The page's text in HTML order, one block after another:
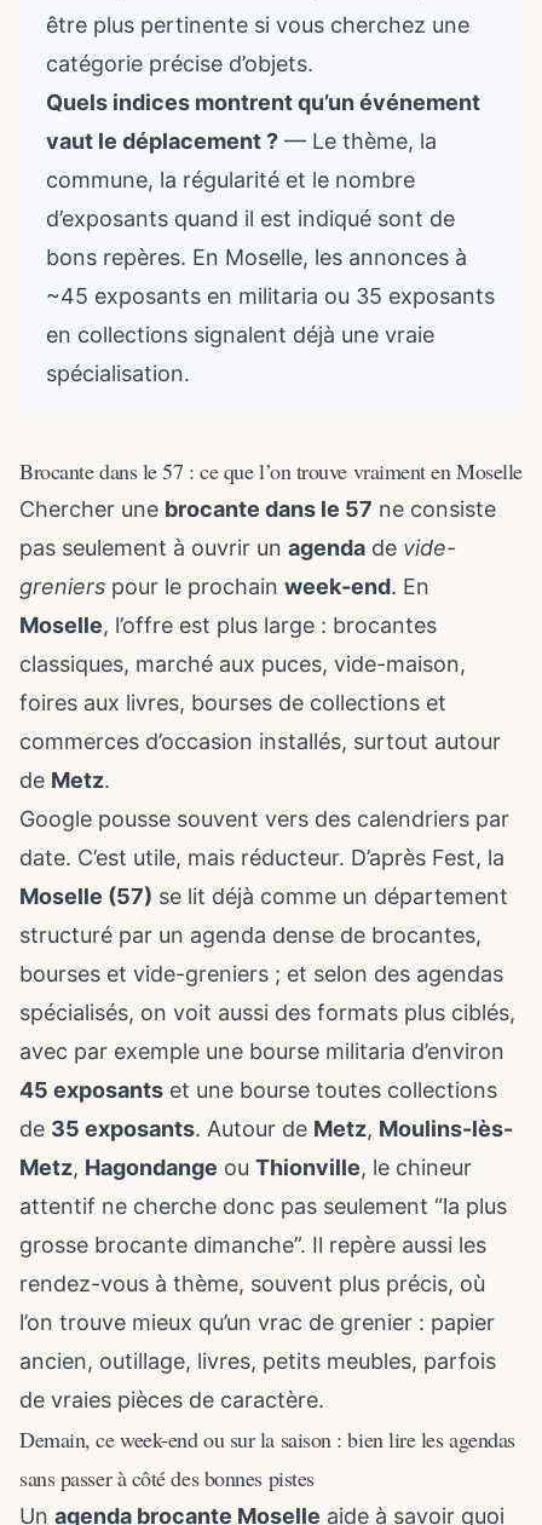
être plus pertinente si vous cherchez une
catégorie précise d’objets.
Quels indices montrent qu’un événement
vaut le déplacement ? — Le thème, la
commune, la régularité et le nombre
d’exposants quand il est indiqué sont de
bons repères. En Moselle, les annonces à
~45 exposants en militaria ou 35 exposants
en collections signalent déjà une vraie
spécialisation.
Brocante dans le 57 : ce que l’on trouve vraiment en Moselle
Chercher une brocante dans le 57 ne consiste
pas seulement à ouvrir un agenda de vide-
greniers pour le prochain week-end. En
Moselle, l’offre est plus large : brocantes
classiques, marché aux puces, vide-maison,
foires aux livres, bourses de collections et
commerces d’occasion installés, surtout autour
de Metz.
Google pousse souvent vers des calendriers par
date. C’est utile, mais réducteur. D’après Fest, la
Moselle (57) se lit déjà comme un département
structuré par un agenda dense de brocantes,
bourses et vide-greniers ; et selon des agendas
spécialisés, on voit aussi des formats plus ciblés,
avec par exemple une bourse militaria d’environ
45 exposants et une bourse toutes collections
de 35 exposants. Autour de Metz, Moulins-lès-
Metz, Hagondange ou Thionville, le chineur
attentif ne cherche donc pas seulement “la plus
grosse brocante dimanche”. Il repère aussi les
rendez-vous à thème, souvent plus précis, où
l’on trouve mieux qu’un vrac de grenier : papier
ancien, outillage, livres, petits meubles, parfois
de vraies pièces de caractère.
Demain, ce week-end ou sur la saison : bien lire les agendas
sans passer à côté des bonnes pistes
Un agenda brocante Moselle aide à savoir quoi